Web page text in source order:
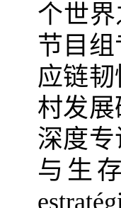
个世
节目
应链
村发
深度
与生